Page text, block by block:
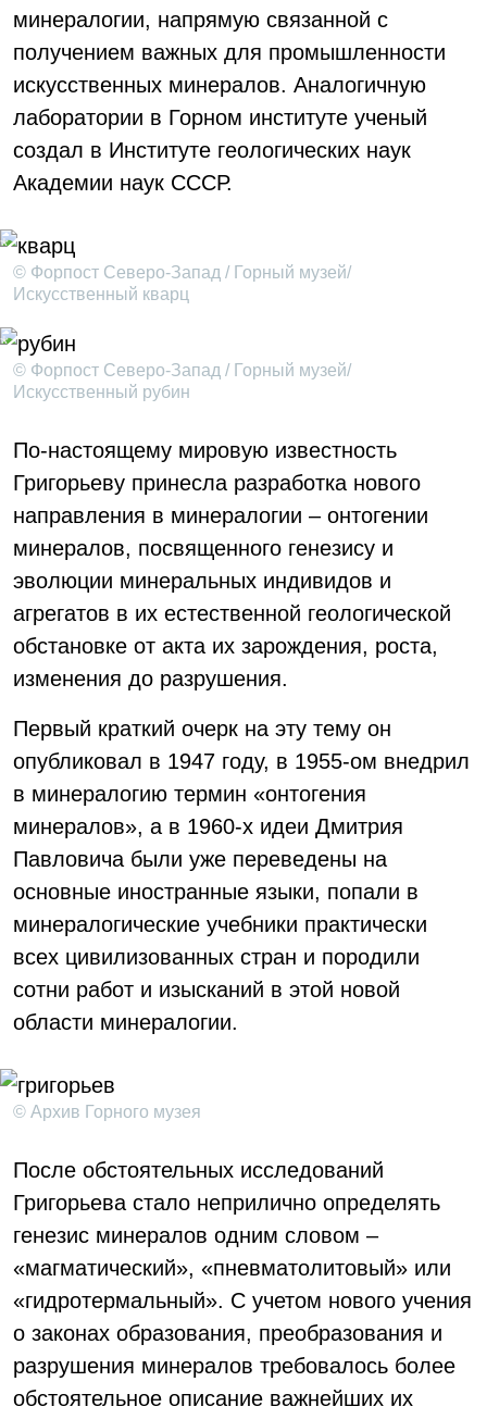
минералогии, напрямую связанной с
получением важных для промышленности
искусственных минералов. Аналогичную
лаборатории в Горном институте ученый
создал в Институте геологических наук
Академии наук СССР.
© Форпост Северо-Запад / Горный музей/
Искусственный кварц
© Форпост Северо-Запад / Горный музей/
Искусственный рубин
По-настоящему мировую известность
Григорьеву принесла разработка нового
направления в минералогии – онтогении
минералов, посвященного генезису и
эволюции минеральных индивидов и
агрегатов в их естественной геологической
обстановке от акта их зарождения, роста,
изменения до разрушения.
Первый краткий очерк на эту тему он
опубликовал в 1947 году, в 1955-ом внедрил
в минералогию термин «онтогения
минералов», а в 1960-х идеи Дмитрия
Павловича были уже переведены на
основные иностранные языки, попали в
минералогические учебники практически
всех цивилизованных стран и породили
сотни работ и изысканий в этой новой
области минералогии.
© Архив Горного музея
После обстоятельных исследований
Григорьева стало неприлично определять
генезис минералов одним словом –
«магматический», «пневматолитовый» или
«гидротермальный». С учетом нового учения
о законах образования, преобразования и
разрушения минералов требовалось более
обстоятельное описание важнейших их